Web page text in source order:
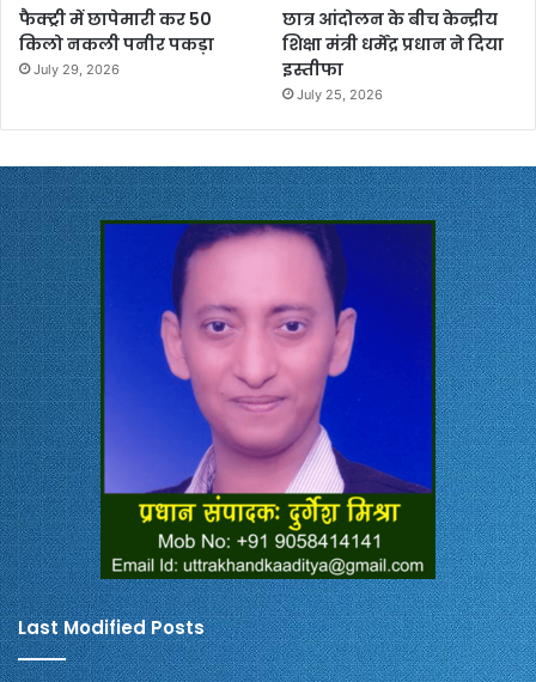
फैक्ट्री में छापेमारी कर 50
किलो नकली पनीर पकड़ा
July 29, 2026
छात्र आंदोलन के बीच केन्द्रीय
शिक्षा मंत्री धर्मेंद्र प्रधान ने दिया
इस्तीफा
July 25, 2026
Last Modified Posts